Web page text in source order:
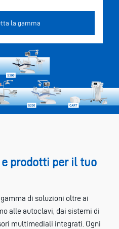
la gamma
prodotti per il tuo
di soluzioni oltre ai
alle autoclavi, dai sistemi di
multimediali integrati. Ogni